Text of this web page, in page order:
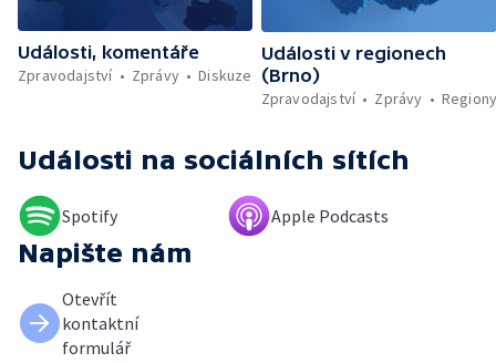
Události, komentáře
Zpravodajství
Zprávy Diskuze
Události v regionech
(Brno)
Zpravodajství
Zprávy
Události na sociálních sítích
Spotify Apple Podcasts
Napište nám
Otevřít
kontaktní
formulář